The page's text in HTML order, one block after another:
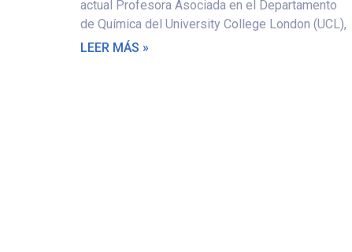
actual Profesora Asociada en el Departamento
de Química del University College London (UCL),
LEER MÁS »